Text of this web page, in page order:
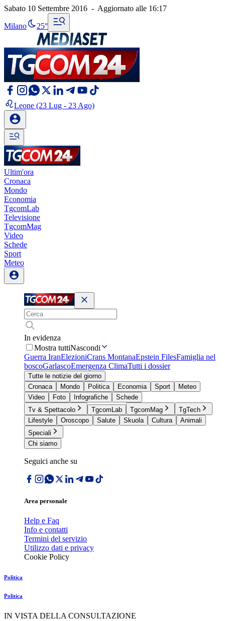
Sabato 10 Settembre 2016 - Aggiornato alle 16:17
Milano 25°
Leone (23 Lug - 23 Ago)
Ultim'ora
Cronaca
Mondo
Economia
TgcomLab
Televisione
TgcomMag
Video
Schede
Sport
Meteo
In evidenza
Mostra tuttiNascondi
Guerra IranElezioniCrans MontanaEpstein FilesFamiglia nel
boscoGarlascoEmergenza ClimaTutti i dossier
Tutte le notizie del giorno
Cronaca
Mondo Politica Economia Sport
Meteo
Video
Foto Infografiche
Schede
Tv & Spettacolo
TgcomLab TgcomMag
TgTech
Lifestyle
Oroscopo Salute Skuola Cultura
Animali
Speciali
Chi siamo
Seguici anche su
Area personale
Help e Faq
Info e contatti
Termini del servizio
Utilizzo dati e privacy
Cookie Policy
Politica
Politica
IN VISTA DELLA CONSULTAZIONE